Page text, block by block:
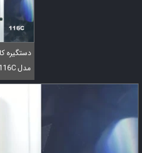
مدل 116C